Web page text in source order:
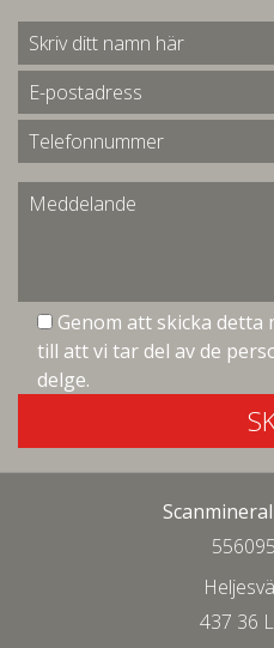
Genom att skicka detta
till att vi tar del av de
delge.
437 36